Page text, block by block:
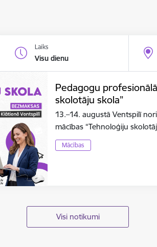
Laiks
Visu dienu
Pedagogu
skolotāju skola”
13.–14. augustā Ventspilī
mācības “Tehnoloģiju
Mācības
Visi notikumi